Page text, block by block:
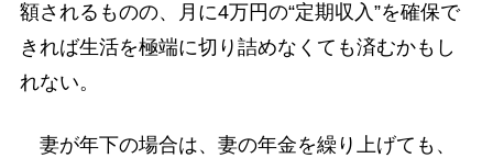
額されるものの、月に4万円の“定期収入”を確保で
きれば生活を極端に切り詰めなくても済むかもし
れない。
妻が年下の場合は、妻の年金を繰り上げても、